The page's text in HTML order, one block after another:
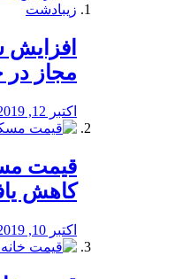
مجاز در
اکتبر 12, 2019
کاهش
اکتبر 10, 2019